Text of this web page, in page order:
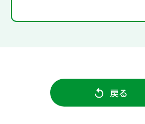
戻る